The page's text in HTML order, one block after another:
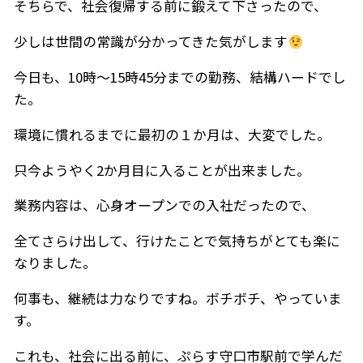
そちらで、社会復帰する前に鍛えて下さったので、
少しは世間の常識が分かってきた気がします
今日も、10時～15時45分までの勤務、結構ハードでし
た。
環境に慣れるまでに最初の１か月は、大変でした。
只今ようやく2か月目に入ることが出来ました。
業務内容は、心身オープンでの入社だったので、
全てさらけ出して、行けたことで気持ちがとても楽に
なりました。
何事も、継続は力なりですね。ボチボチ、やっていま
す。
これも、社会に出る前に、ぷらす守口市駅前で学んだ